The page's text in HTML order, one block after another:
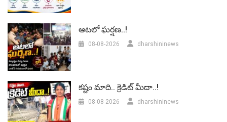
ఆటలో ఘర్షణ..!
08-08-2026 dharshininews
కష్టం మాది.. క్రెడిట్ మీదా..!
08-08-2026 dharshininews